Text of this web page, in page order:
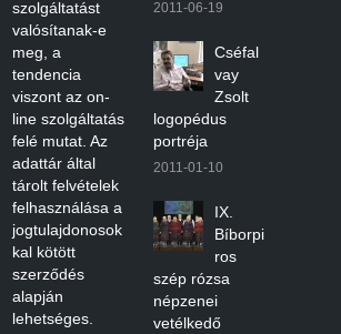
szolgáltatást
valósítanak-e
meg, a
tendencia
viszont az on-
line szolgáltatás
felé mutat. Az
adattár által
tárolt felvételek
felhasználása a
jogtulajdonosok
kal kötött
szerződés
alapján
lehetséges.
2011-06-19
Cséfal
vay
Zsolt
logopédus
portréja
2011-01-10
IX.
Bíborpi
ros
szép rózsa
népzenei
vetélkedő